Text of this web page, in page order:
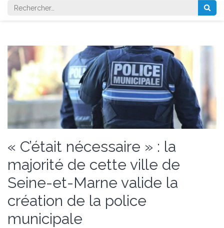
Rechercher
« C’était nécessaire » : la
majorité de cette ville de
Seine-et-Marne valide la
création de la police
municipale